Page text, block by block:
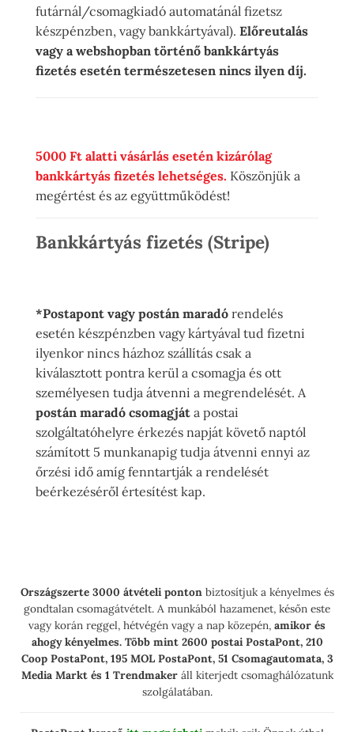
futárnál/csomagkiadó automatánál fizetsz
készpénzben, vagy bankkártyával). Előreutalás
vagy a webshopban történő bankkártyás
fizetés esetén természetesen nincs ilyen díj.
5000 Ft alatti vásárlás esetén kizárólag
bankkártyás fizetés lehetséges. Köszönjük a
megértést és az együttműködést!
Bankkártyás fizetés (Stripe)
*Postapont vagy postán maradórendelés
esetén készpénzben vagy kártyával tud fizetni
ilyenkor nincs házhoz szállítás csak a
kiválasztott pontra kerül a csomagja és ott
személyesen tudja átvenni a megrendelését. A
postán maradó csomagjáta postai
szolgáltatóhelyre érkezés napját követő naptól
számított 5 munkanapig tudja átvenni ennyi az
őrzési idő amíg fenntartják a rendelését
beérkezéséről értesítést kap.
Országszerte 3000 átvételi pontonbiztosítjuk a kényelmes és
gondtalan csomagátvételt. A munkából hazamenet, későn este
vagy korán reggel, hétvégén vagy a nap közepén, amikor és
ahogy kényelmes. Több mint 2600 postai PostaPont, 210
Coop PostaPont, 195 MOL PostaPont, 51 Csomagautomata, 3
Media Markt és 1 Trendmakeráll kiterjedt csomaghálózatunk
szolgálatában.